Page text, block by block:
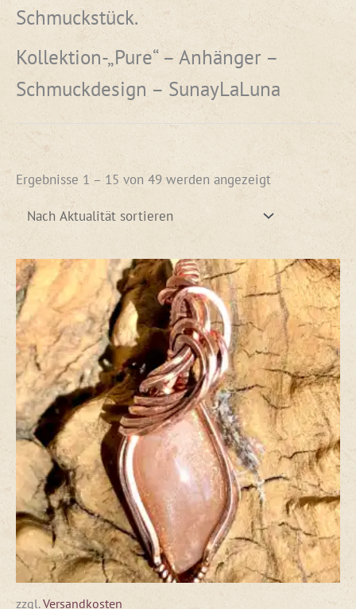
Schmuckstück.
Kollektion-„Pure“ – Anhänger –
Schmuckdesign – SunayLaLuna
Ergebnisse 1 – 15 von 49 werden angezeigt
zzgl.Versandkosten